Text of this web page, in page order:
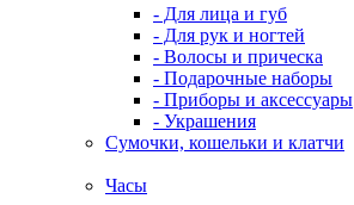
- Для лица и губ
- Для рук и ногтей
- Волосы и прическа
- Подарочные наборы
- Приборы и аксессуары
- Украшения
Сумочки, кошельки и клатчи
Часы